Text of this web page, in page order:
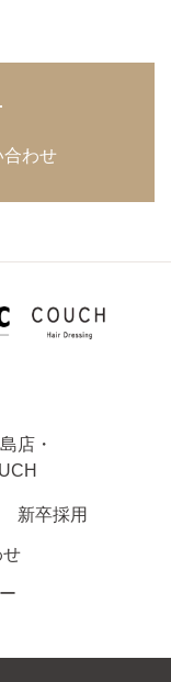
合わせ
店 ・
新卒採用
せ